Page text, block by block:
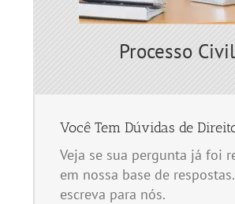
Processo Civil
Você Tem Dúvidas de
Veja se sua pergunta já foi
em nossa base de
escreva para nós.